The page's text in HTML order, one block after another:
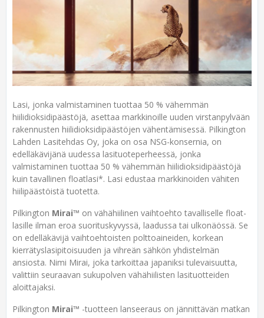
Lasi, jonka valmistaminen tuottaa 50 % vähemmän
hiilidioksidipäästöjä, asettaa markkinoille uuden virstanpylvään
rakennusten hiilidioksidipäästöjen vähentämisessä. Pilkington
Lahden Lasitehdas Oy, joka on osa NSG-konsernia, on
edelläkävijänä uudessa lasituoteperheessä, jonka
valmistaminen tuottaa 50 % vähemmän hiilidioksidipäästöjä
kuin tavallinen floatlasi*. Lasi edustaa markkinoiden vähiten
hiilipäästöistä tuotetta.
Pilkington Mirai™ on vähähiilinen vaihtoehto tavalliselle float-
lasille ilman eroa suorituskyvyssä, laadussa tai ulkonäössä. Se
on edelläkävijä vaihtoehtoisten polttoaineiden, korkean
kierrätyslasipitoisuuden ja vihreän sähkön yhdistelmän
ansiosta. Nimi Mirai, joka tarkoittaa japaniksi tulevaisuutta,
valittiin seuraavan sukupolven vähähiilisten lasituotteiden
aloittajaksi.
Pilkington Mirai™ -tuotteen lanseeraus on jännittävän matkan